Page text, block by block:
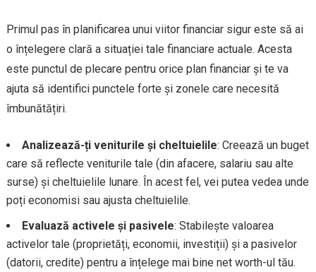
Primul pas în planificarea unui viitor financiar sigur este să ai
o înțelegere clară a situației tale financiare actuale. Acesta
este punctul de plecare pentru orice plan financiar și te va
ajuta să identifici punctele forte și zonele care necesită
îmbunătățiri.
Analizează-ți veniturile și cheltuielile: Creează un buget
care să reflecte veniturile tale (din afacere, salariu sau alte
surse) și cheltuielile lunare. În acest fel, vei putea vedea unde
poți economisi sau ajusta cheltuielile.
Evaluază activele și pasivele: Stabilește valoarea
activelor tale (proprietăți, economii, investiții) și a pasivelor
(datorii, credite) pentru a înțelege mai bine net worth-ul tău.